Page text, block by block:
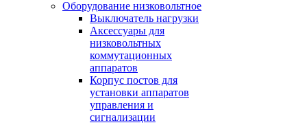
Оборудование низковольтное
Выключатель нагрузки
Аксессуары для
низковольтных
коммутационных
аппаратов
Корпус постов для
установки аппаратов
управления и
сигнализации